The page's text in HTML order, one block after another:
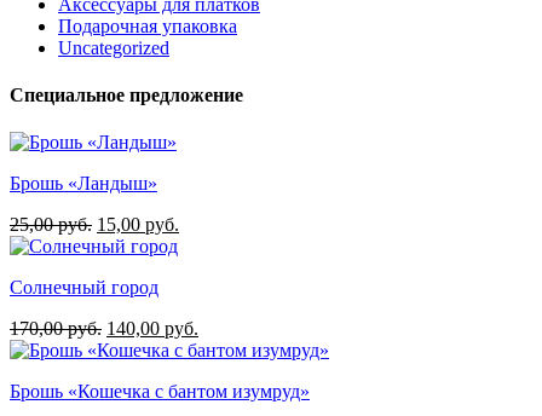
Аксессуары для платков
Подарочная упаковка
Uncategorized
Специальное предложение
Брошь «Ландыш»
25,00руб. Первоначальная
цена
25,00 руб..
15,00 руб.
Солнечный город
170,00руб. Первоначальная
цена
170,00 руб..
140,00 руб.
цена:
Брошь «Кошечка с бантом изумруд»